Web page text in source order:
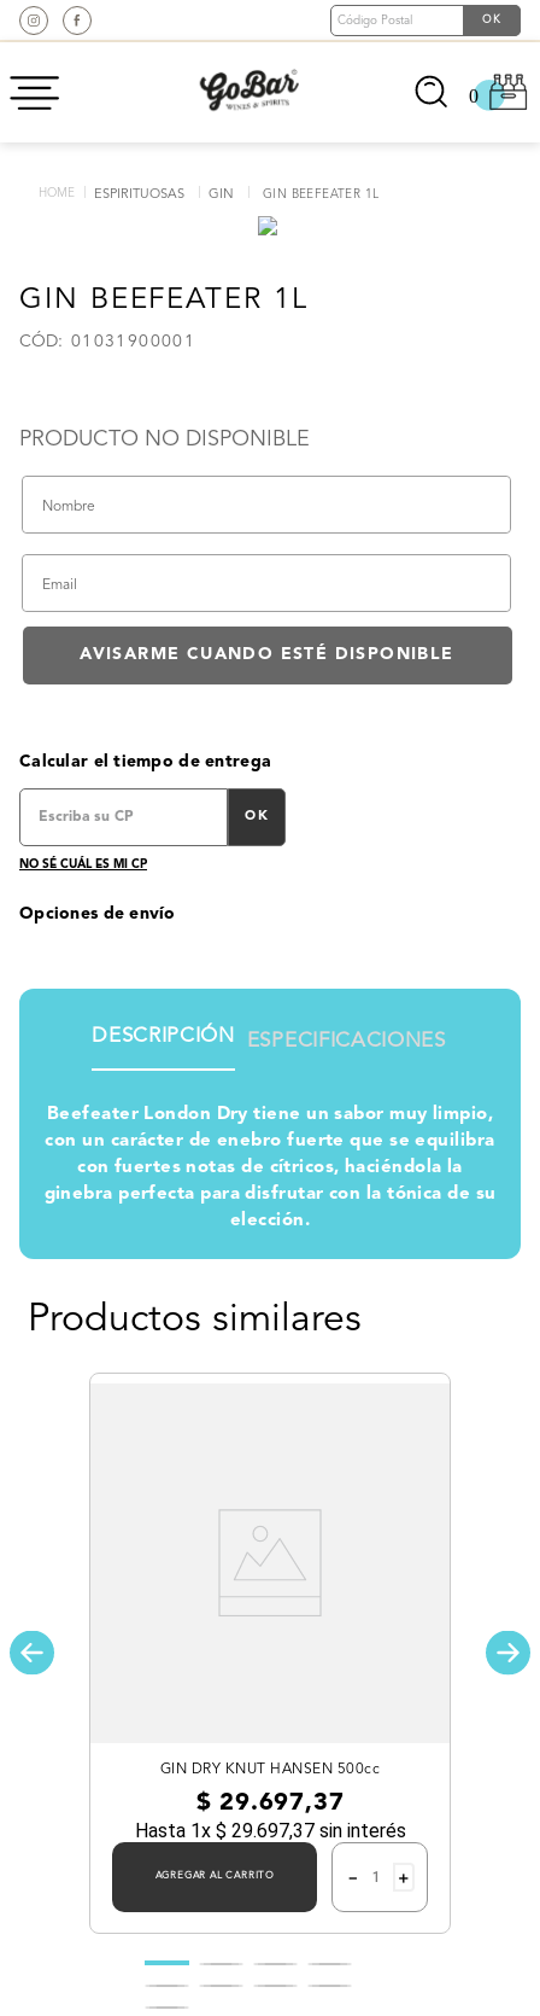
0
ESPIRITUOSAS GIN GIN BEEFEATER 1L
GIN BEEFEATER 1L
: 01031900001
Calcular el tiempo de entrega
OK
NO SÉ CUÁL ES MI CP
Opciones de envío
DESCRIPCIÓN ESPECIFICACIONES
Beefeater London Dry tiene un sabor muy limpio,
con un carácter de enebro fuerte que se equilibra
con fuertes notas de cítricos, haciéndola la
ginebra perfecta para disfrutar con la tónica de su
elección.
Productos similares
GIN DRY KNUT HANSEN 500cc
$ 29.697,37
Hasta 1x $ 29.697,37sin interés
AGREGAR AL CARRITO ＋
－